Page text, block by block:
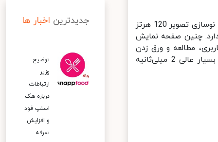
تبلت میت پد 11 به یک صفحه نمایش 10.95 اینچی با رزولوشن 2.5K و نرخ نوسازی تصویر 120 هرتز
چنین صفحه نمایش
مطالعه و ورق زدن
اسناد و تصاویر می‌انجامد. همچنین این صفحه نمایش دارای زمان تأخیر بسیار عالی 2 میلی‌ثانیه
جدیدترین اخبار ها
توضیح
وزیر
ارتباطات
درباره هک
اسنپ‌ فود
و افزایش
تعرفه